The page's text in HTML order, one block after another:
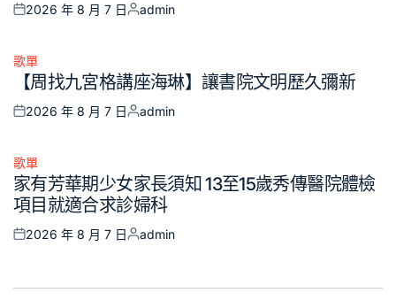
Posted
2026 年 8 月 7 日
Posted
admin
Posted
歌單
【周找九宮格講座海琳】讓書院文明歷久彌新
Posted
2026 年 8 月 7 日
Posted
admin
Posted
in
歌單
家有芳華期少女家長須知 13至15歲秀傳醫院體檢
項目就適合求診婦科
Posted
2026 年 8 月 7 日
Posted
admin